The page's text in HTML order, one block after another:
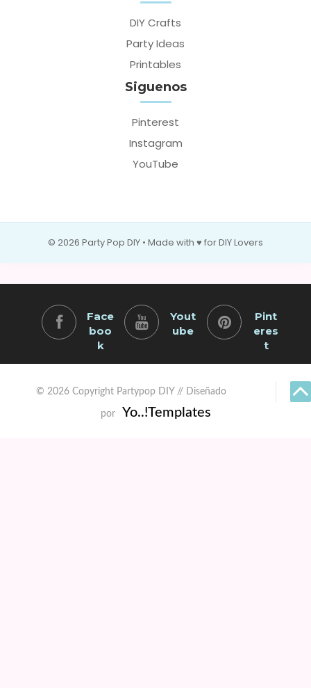
DIY Crafts
Party Ideas
Printables
Siguenos
Pinterest
Instagram
YouTube
© 2026 Party Pop DIY • Made with ♥ for DIY Lovers
Face
boo
k
Yout
ube
Pint
eres
t
© 2026 Copyright Partypop DIY // Diseñado
por Yo..!Templates